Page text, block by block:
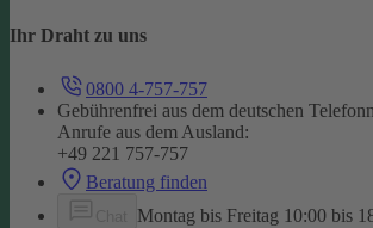
Ihr Draht zu uns
0800 4-757-757
Gebührenfrei aus dem deutschen
Anrufe aus dem Ausland:
+49 221 757-757
Beratung finden
Montag bis Freitag 10:00 bis